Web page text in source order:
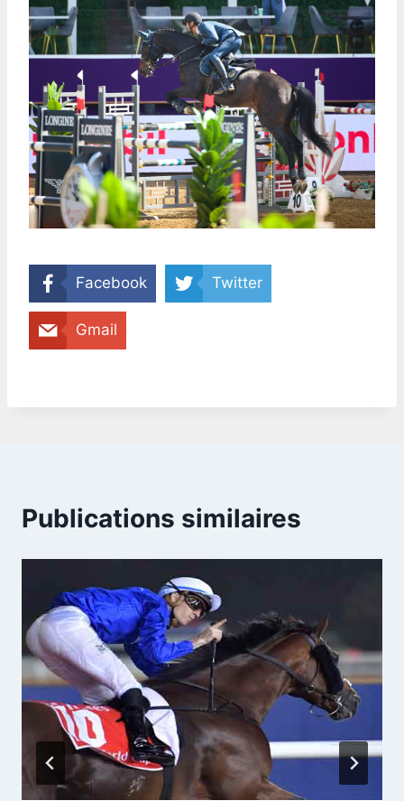
Facebook Twitter
Gmail
Publications similaires